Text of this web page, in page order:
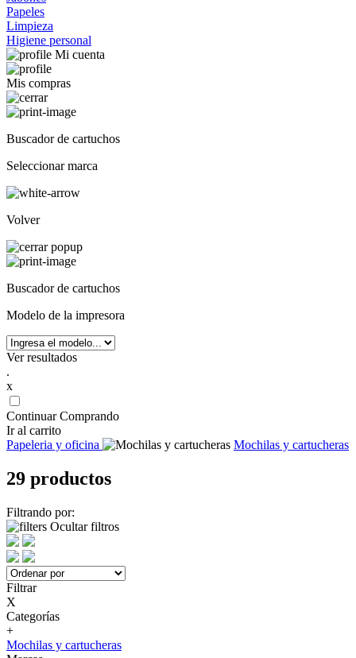
Papeles
Limpieza
Higiene personal
Mi cuenta
Mis compras
Buscador de cartuchos
Seleccionar marca
Volver
Buscador de cartuchos
Modelo de la impresora
Ver resultados
.
x
Continuar Comprando
Ir al carrito
Papeleria y oficina
Mochilas y cartucheras
29 productos
Filtrando por:
Ocultar filtros
Filtrar
X
Categorías
+
Mochilas y cartucheras